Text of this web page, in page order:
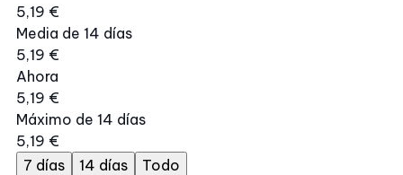
5,19 €
Media de 14 días
5,19 €
Ahora
5,19 €
Máximo de 14 días
5,19 €
7 días
14 días Todo